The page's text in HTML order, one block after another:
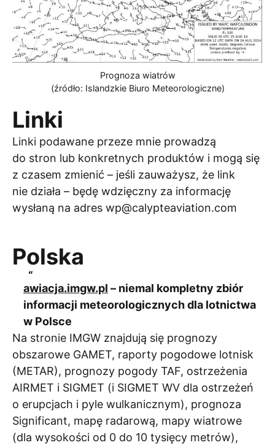
Prognoza wiatrów
(źródło: Islandzkie Biuro Meteorologiczne)
Linki
Linki podawane przeze mnie prowadzą
do stron lub konkretnych produktów i mogą się
z czasem zmienić – jeśli zauważysz, że link
nie działa – będę wdzięczny za informację
wysłaną na adres wp@calypteaviation.com
Polska
awiacja.imgw.pl – niemal kompletny zbiór
informacji meteorologicznych dla lotnictwa
w Polsce
Na stronie IMGW znajdują się prognozy
obszarowe GAMET, raporty pogodowe lotnisk
(METAR), prognozy pogody TAF, ostrzeżenia
AIRMET i SIGMET (i SIGMET WV dla ostrzeżeń
o erupcjach i pyle wulkanicznym), prognoza
Significant, mapę radarową, mapy wiatrowe
(dla wysokości od 0 do 10 tysięcy metrów),